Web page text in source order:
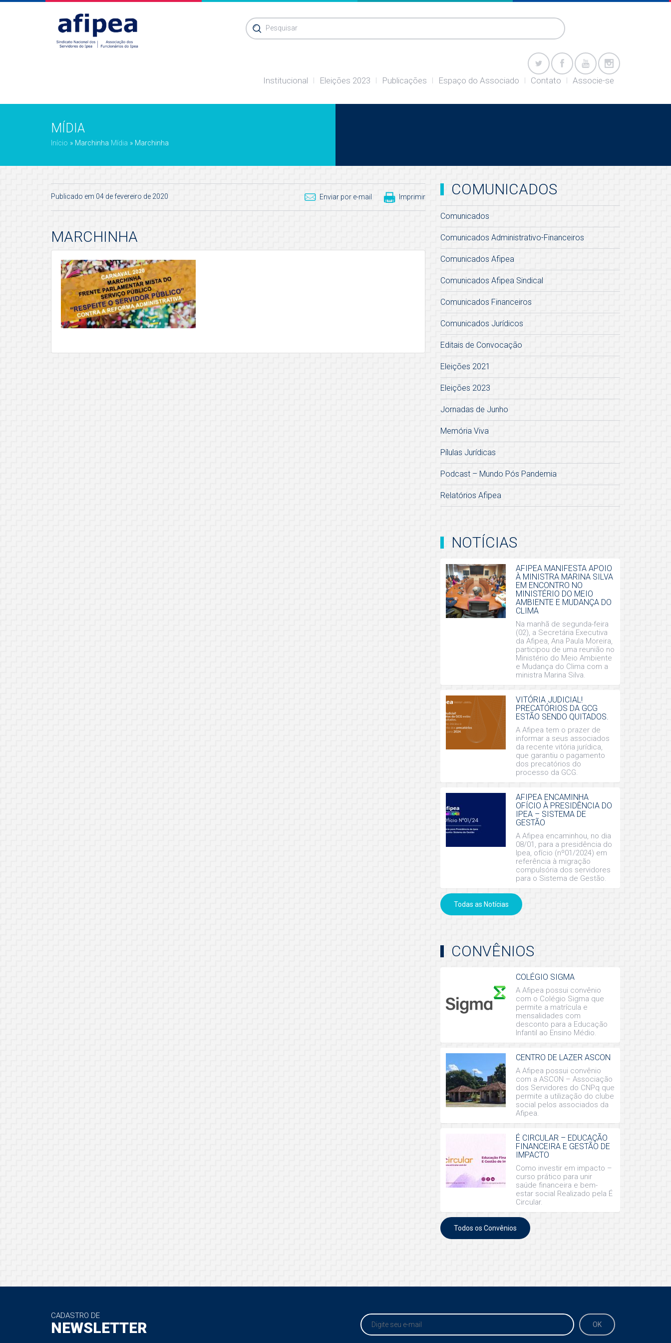
Pesquisar
Institucional Eleições 2023 Publicações Espaço do Associado Contato Associe-se
MÍDIA
Início » Marchinha Mídia » Marchinha
Publicado em 04 de fevereiro de 2020 Enviar por e-mail Imprimir
MARCHINHA
COMUNICADOS
Comunicados
Comunicados Administrativo-Financeiros
Comunicados Afipea
Comunicados Afipea Sindical
Comunicados Financeiros
Comunicados Jurídicos
Editais de Convocação
Eleições 2021
Eleições 2023
Jornadas de Junho
Memória Viva
Pílulas Jurídicas
Podcast – Mundo Pós Pandemia
Relatórios Afipea
NOTÍCIAS
AFIPEA MANIFESTA APOIO
À MINISTRA MARINA SILVA
EM ENCONTRO NO
MINISTÉRIO DO MEIO
AMBIENTE E MUDANÇA DO
CLIMA
Na manhã de segunda-feira
(02), a Secretária Executiva
da Afipea, Ana Paula Moreira,
participou de uma reunião no
Ministério do Meio Ambiente
e Mudança do Clima com a
ministra Marina Silva.
VITÓRIA JUDICIAL!
PRECATÓRIOS DA GCG
ESTÃO SENDO QUITADOS.
A Afipea tem o prazer de
informar a seus associados
da recente vitória jurídica,
que garantiu o pagamento
dos precatórios do
processo da GCG.
AFIPEA ENCAMINHA
OFÍCIO À PRESIDÊNCIA DO
IPEA – SISTEMA DE
GESTÃO
A Afipea encaminhou, no dia
08/01, para a presidência do
Ipea, ofício (nº01/2024) em
referência à migração
compulsória dos servidores
para o Sistema de Gestão.
Todas as Notícias
CONVÊNIOS
COLÉGIO SIGMA
A Afipea possui convênio
com o Colégio Sigma que
permite a matrícula e
mensalidades com
desconto para a Educação
Infantil ao Ensino Médio.
CENTRO DE LAZER ASCON
A Afipea possui convênio
com a ASCON – Associação
dos Servidores do CNPq que
permite a utilização do clube
social pelos associados da
Afipea.
É CIRCULAR – EDUCAÇÃO
FINANCEIRA E GESTÃO DE
IMPACTO
Como investir em impacto –
curso prático para unir
saúde financeira e bem-
estar social Realizado pela É
Circular.
Todos os Convênios
CADASTRO DE
NEWSLETTER